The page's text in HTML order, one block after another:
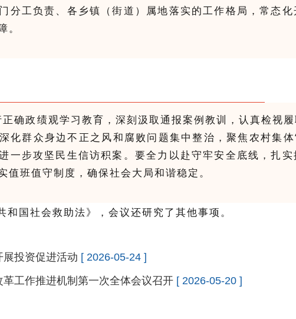
分工负责、各乡镇（街道）属地落实的工作格局，常态
。
确政绩观学习教育，深刻汲取通报案例教训，认真检视
化群众身边不正之风和腐败问题集中整治，聚焦农村集
一步攻坚民生信访积案。要全力以赴守牢安全底线，扎
值班值守制度，确保社会大局和谐稳定。
和国社会救助法》，会议还研究了其他事项。
投资促进活动 [ 2026-05-24 ]
工作推进机制第一次全体会议召开 [ 2026-05-20 ]